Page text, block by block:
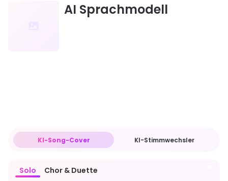
AI Sprachmodell
KI-Song-Cover KI-Stimmwechsler
Solo Chor & Duette